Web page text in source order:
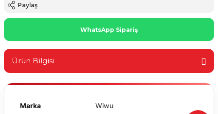
Paylaş
WhatsApp Sipariş
Ürün Bilgisi
Marka Wiwu